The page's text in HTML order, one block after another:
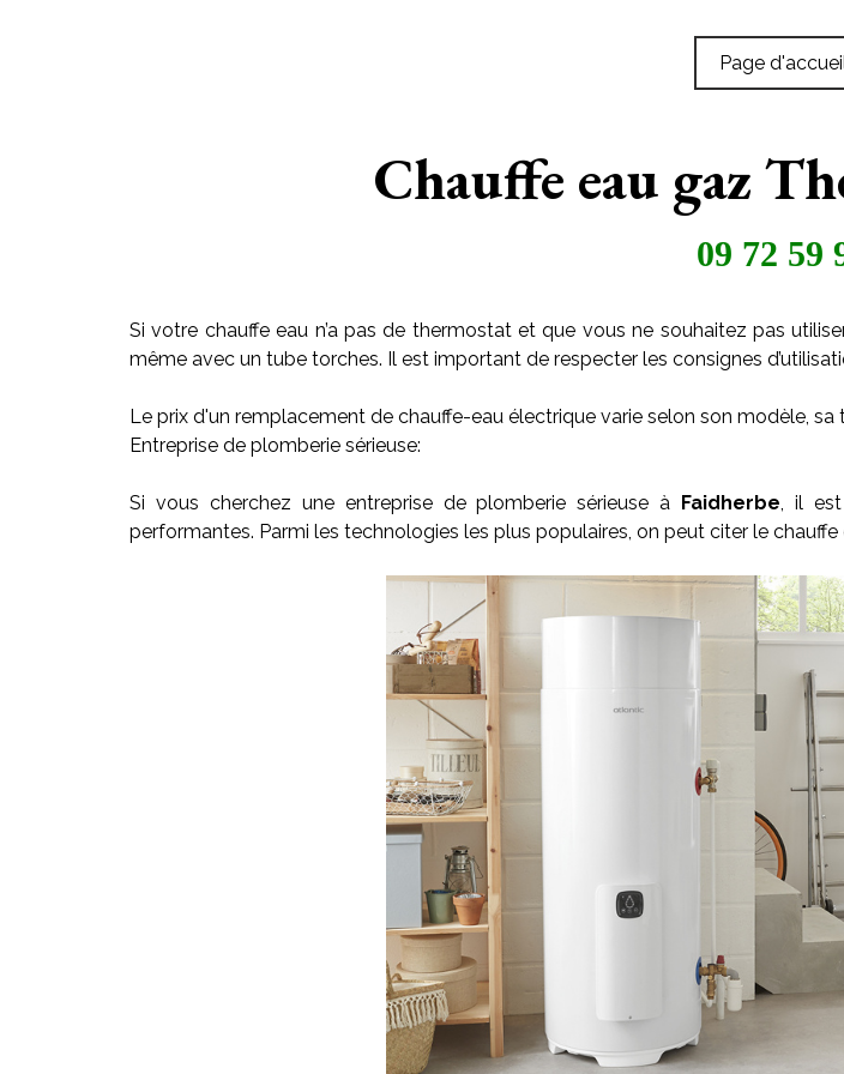
Page
Chauffe eau gaz
09 72 59
Si votre chauffe eau n’a pas de thermostat et que vous ne souhaitez pas
même avec un tube torches. Il est important de respecter les consignes
Le prix d'un remplacement de chauffe-eau électrique varie selon son modèle,
Entreprise de plomberie sérieuse:
Si vous cherchez une entreprise de plomberie sérieuse à Faidherbe, il est
performantes. Parmi les technologies les plus populaires, on peut citer le chauffe